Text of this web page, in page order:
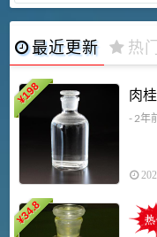
最近更新 热
¥
198 肉
- 2年
¥
34.8